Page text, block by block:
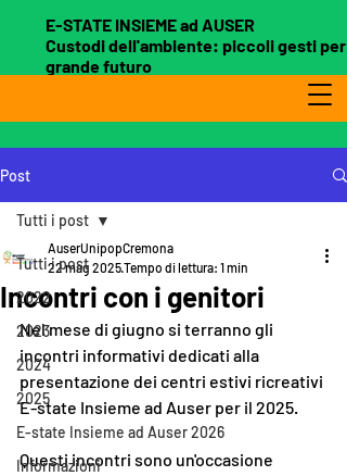
E-STATE INSIEME ad AUSER
Custodi dell'ambiente: piccoli gesti per
grande futuro
Post
Tutti i post
2022
2023
2024
2025
E-state Insieme ad Auser 2026
Informazioni
Tutti i post
Incontri con i genitori
AuserUnipopCremona
22 mag 2025Tempo di lettura: 1 min
Nel mese di giugno si terranno gli
incontri informativi dedicati alla
presentazione dei centri estivi ricreativi
E-state Insieme ad Auser per il 2025.
Questi incontri sono un'occasione